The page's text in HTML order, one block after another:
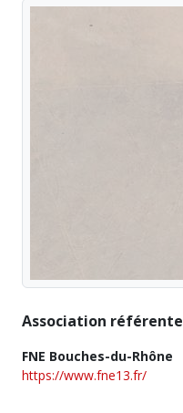
Association référente
FNE Bouches-du-Rhône
https://www.fne13.fr/